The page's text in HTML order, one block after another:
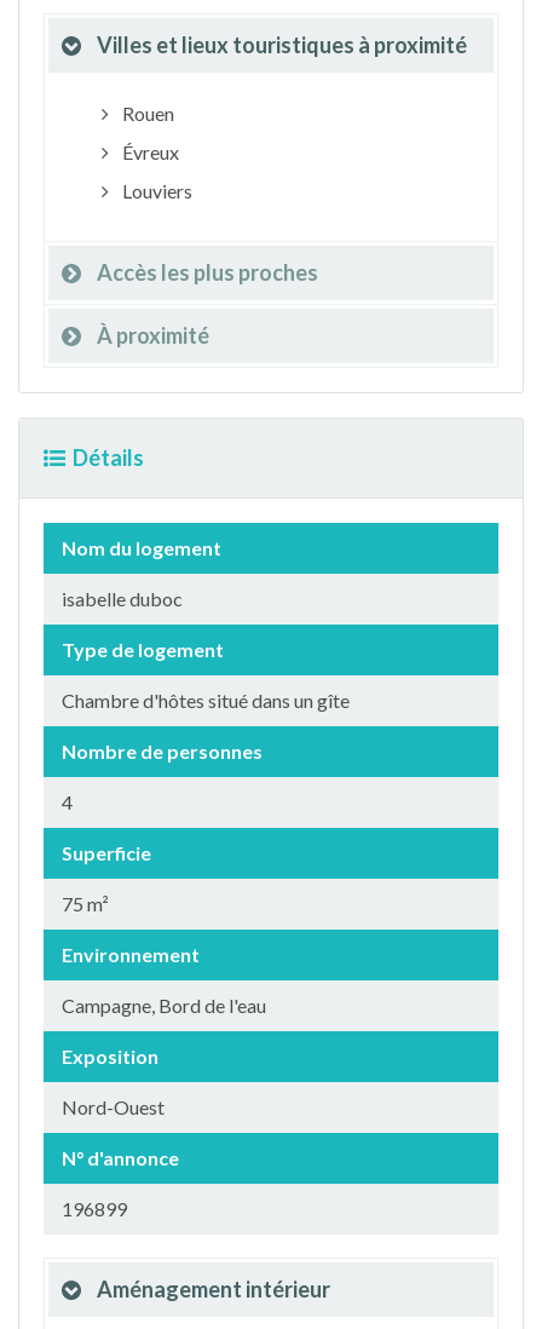
Villes et lieux touristiques à proximité
Rouen
Évreux
Louviers
Accès les plus proches
À proximité
Détails
Nom du logement
isabelle duboc
Type de logement
Chambre d'hôtes situé dans un gîte
Nombre de personnes
4
Superficie
75 m²
Environnement
Campagne, Bord de l'eau
Exposition
Nord-Ouest
N° d'annonce
196899
Aménagement intérieur